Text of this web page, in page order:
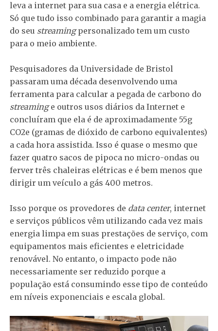
leva a internet para sua casa e a energia elétrica.
Só que tudo isso combinado para garantir a magia
do seu streamingpersonalizado tem um custo
para o meio ambiente.
Pesquisadores da Universidade de Bristol
passaram uma década desenvolvendo uma
ferramenta para calcular a pegada de carbono do
streaminge outros usos diários da Internet e
concluíram que ela é de aproximadamente 55g
CO2e (gramas de dióxido de carbono equivalentes)
a cada hora assistida. Isso é quase o mesmo que
fazer quatro sacos de pipoca no micro-ondas ou
ferver três chaleiras elétricas e é bem menos que
dirigir um veículo a gás 400 metros.
Isso porque os provedores de data center, internet
e serviços públicos vêm utilizando cada vez mais
energia limpa em suas prestações de serviço, com
equipamentos mais eficientes e eletricidade
renovável. No entanto, o impacto pode não
necessariamente ser reduzido porque a
população está consumindo esse tipo de conteúdo
em níveis exponenciais e escala global.